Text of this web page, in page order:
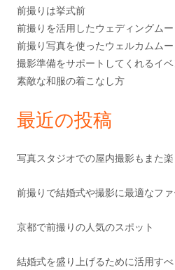
前撮りは挙式前
前撮りを活用したウェディングム
前撮り写真を使ったウェルカムム
撮影準備をサポートしてくれるイ
素敵な和服の着こなし方
最近の投稿
写真スタジオでの屋内撮影もまた
前撮りで結婚式や撮影に最適なフ
京都で前撮りの人気のスポット
結婚式を盛り上げるために活用す